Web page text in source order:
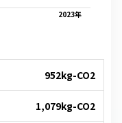
2023年
952kg-CO2
1,079kg-CO2